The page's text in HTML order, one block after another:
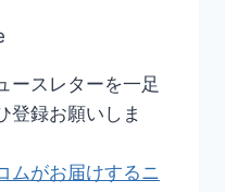
ースレターを一足
登録お願いしま
ムがお届けするニ